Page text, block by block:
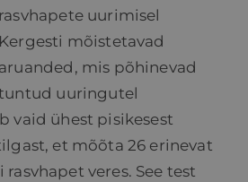
rasvhapete uurimisel
Kergesti mõistetavad
aruanded, mis põhinevad
uuringutel
vaid ühest pisikesest
et mõõta 26 erinevat
veres. See test